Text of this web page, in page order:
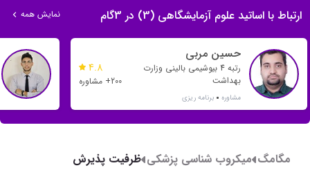
ارتباط با اساتید علوم آزمایشگاهی (3) در 3گام نمایش همه
حسین مربی
رتبه 4 بیوشیمی بالینی وزارت
بهداشت
مشاوره برنامه ریزی
4.8
200+ مشاوره
مگامگ میکروب شناسی پزشکی ظرفیت پذیرش